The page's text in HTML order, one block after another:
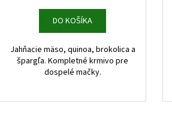
DO KOŠÍKA
Jahňacie mäso, quinoa, brokolica a
špargľa. Kompletné krmivo pre
dospelé mačky.